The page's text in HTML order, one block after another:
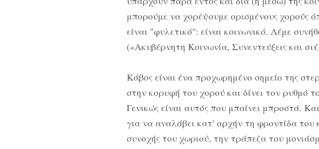
μπορούμε να χορέψουμε ορισμένους χορούς
είναι "φυλετικό": είναι κοινωνικό. Λέμε
(«Ακυβέρνητη Κοινωνία, Συνεντεύξεις και
Κάβος είναι ένα προχωρημένο σημείο της
στην κορυφή του χορού και δίνει τον ρυθμό
Γενικώς είναι αυτός που μπαίνει μπροστά.
για να αναλάβει κατ' αρχήν τη φροντίδα του
συνοχής του χωριού, την τράπεζα του